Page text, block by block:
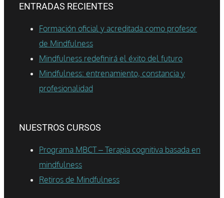
ENTRADAS RECIENTES
Formación oficial y acreditada como profesor
de Mindfulness
Mindfulness redefinirá el éxito del futuro
Mindfulness: entrenamiento, constancia y
profesionalidad
NUESTROS CURSOS
Programa MBCT – Terapia cognitiva basada en
mindfulness
Retiros de Mindfulness